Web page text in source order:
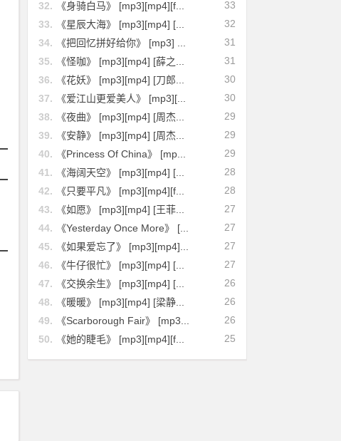
33
32.
《身骑白马》 [mp3][mp4][f...
32
33.
《星辰大海》 [mp3][mp4] [...
31
34.
《把回忆拼好给你》 [mp3] ...
31
35.
《怪咖》 [mp3][mp4] [薛之...
30
36.
《花妖》 [mp3][mp4] [刀郎...
30
37.
《爱江山更爱美人》 [mp3][...
29
38.
《夜曲》 [mp3][mp4] [周杰...
29
39.
《安静》 [mp3][mp4] [周杰...
29
40.
《Princess Of China》 [mp...
28
41.
《海阔天空》 [mp3][mp4] [...
28
42.
《只要平凡》 [mp3][mp4][f...
27
43.
《如愿》 [mp3][mp4] [王菲...
27
44.
《Yesterday Once More》 [...
27
45.
《如果爱忘了》 [mp3][mp4]...
27
46.
《牛仔很忙》 [mp3][mp4] [...
26
47.
《交换余生》 [mp3][mp4] [...
26
48.
《暖暖》 [mp3][mp4] [梁静...
26
49.
《Scarborough Fair》 [mp3...
25
50. 《她的睫毛》 [mp3][mp4][f...